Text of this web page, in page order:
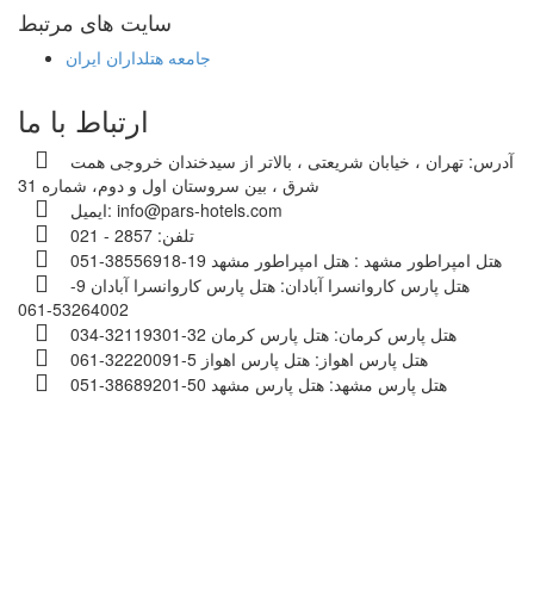
سایت های مرتبط
جامعه هتلداران ایران
ارتباط با ما
آدرس: تهران ، خیابان شریعتی ، بالاتر از سیدخندان خروجی همت
شرق ، بین سروستان اول و دوم، شماره 31
ایمیل: info@pars-hotels.com
تلفن:
هتل امپراطور مشهد : هتل امپراطور مشهد 19-38556918-051
هتل پارس کاروانسرا آبادان:
هتل پارس کاروانسرا آبادان 9-
53264002-061
هتل پارس کرمان: هتل پارس کرمان 32-32119301-034
هتل پارس اهواز: هتل پارس اهواز 5-32220091-061
هتل پارس مشهد: هتل پارس مشهد 50-38689201-051